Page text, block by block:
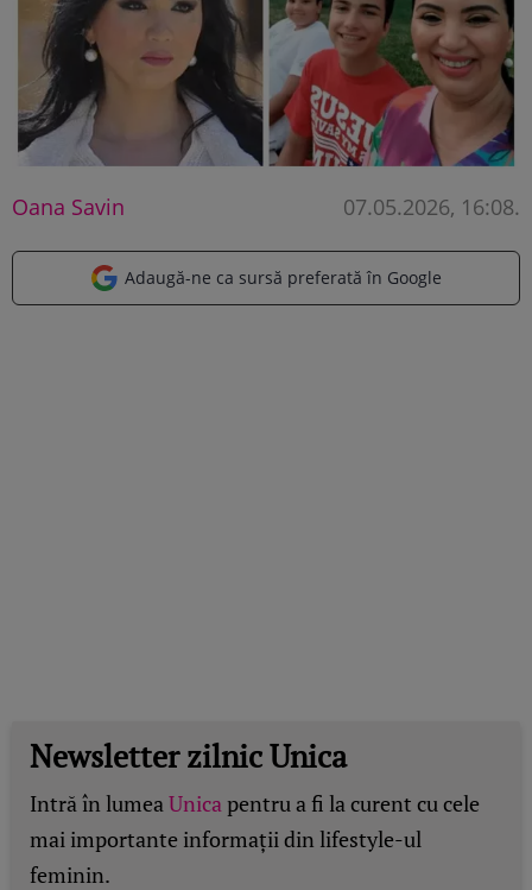
Oana Savin 07.05.2026, 16:08.
Adaugă-ne ca sursă preferată în Google
Newsletter zilnic Unica
Intră în lumeaUnicapentru a fi la curent cu cele
mai importante informații din lifestyle-ul
feminin.